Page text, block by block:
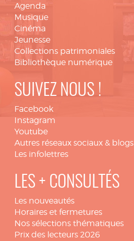
Agenda
Musique
Cinéma
Jeunesse
Collections patrimoniales
Bibliothèque numérique
SUIVEZ NOUS !
Facebook
Instagram
Youtube
Autres réseaux sociaux & blogs
Les infolettres
LES + CONSULTÉS
Les nouveautés
Horaires et fermetures
Nos sélections thématiques
Prix des lecteurs 2026